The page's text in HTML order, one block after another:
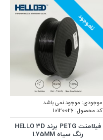
ناموجود
موجودی: موجود نمی باشد
کد محصول: 10120026
فیلامنت PETG برند HELLO 3D
رنگ سیاه 1.75MM